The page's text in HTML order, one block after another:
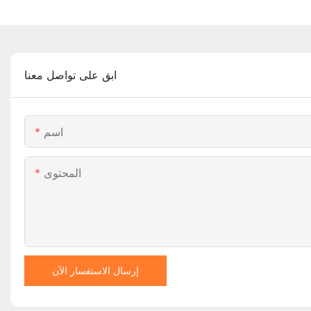
ابق على تواصل معنا
اسم
المحتوى
إرسال الاستفسار الآن